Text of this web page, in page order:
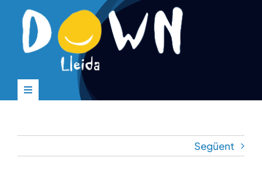
content
Toggle
Down Lleida
Següent